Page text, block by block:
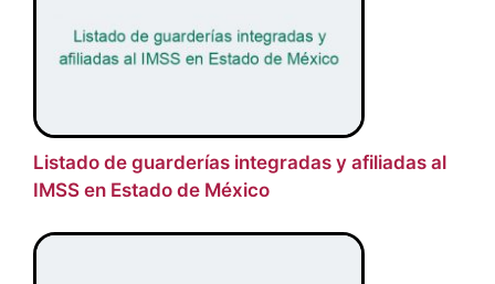
Listado de guarderías integradas y afiliadas al
IMSS en Estado de México